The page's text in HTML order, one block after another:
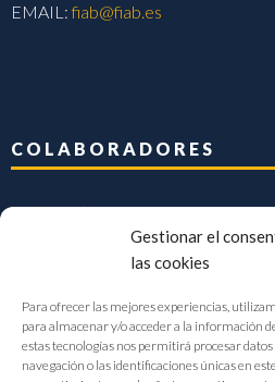
Gestionar el
las cookies
Para ofrecer las mejores experiencias,
para almacenar y/o acceder a la información
estas tecnologías nos permitirá procesar
navegación o las identificaciones únicas en
EMAIL:fiab@fiab.es
COLABORADORES